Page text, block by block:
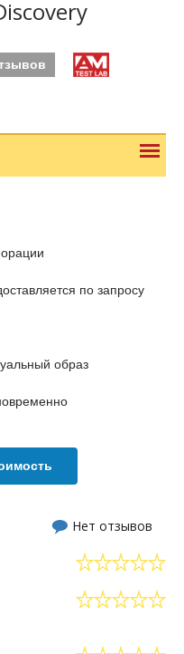
по запросу
образ
Нет отзывов